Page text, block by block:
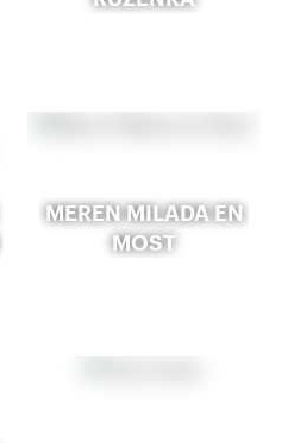
MEREN MILADA EN
MOST